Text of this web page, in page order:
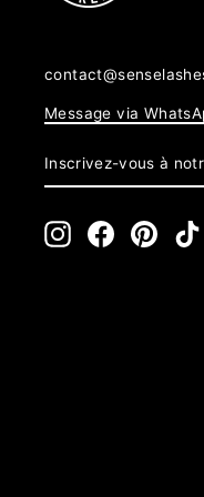
Message via
VOUS
À
INFOLETTRE
InstagramFacebook